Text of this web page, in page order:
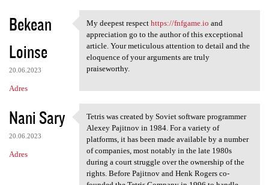
Bekean
Loinse
20.06.2023
Adres
My deepest respect https:/
My deepest respect https://fnfgame.io and
appreciation go to the author of this exceptional
article. Your meticulous attention to detail and the
eloquence of your arguments are truly
praiseworthy.
Nani Sary
20.06.2023
Adres
Tetris was created by Soviet
Tetris was created by Soviet software programmer
Alexey Pajitnov in 1984. For a variety of
platforms, it has been made available by a number
of companies, most notably in the late 1980s
during a court struggle over the ownership of the
rights. Before Pajitnov and Henk Rogers co-